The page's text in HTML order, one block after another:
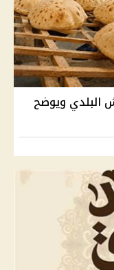
البلدي ويوضح